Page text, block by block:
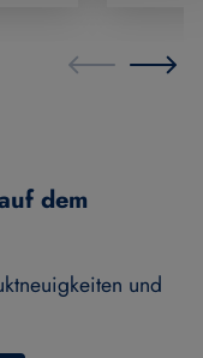
dem
und